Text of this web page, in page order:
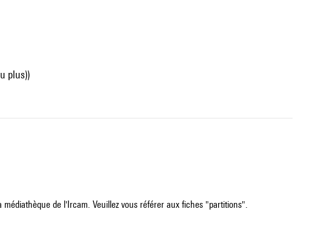
plus))
de l'Ircam. Veuillez vous référer aux fiches "partitions".